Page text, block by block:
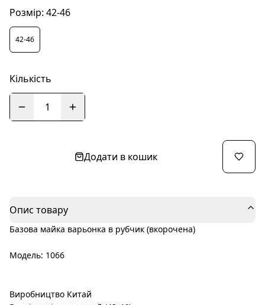
Розмір: 42-46
42-46
Кількість
1
Додати в кошик
Опис товару
Базова майка варьонка в рубчик (вкорочена)
Модель: 1066
Виробництво Китай